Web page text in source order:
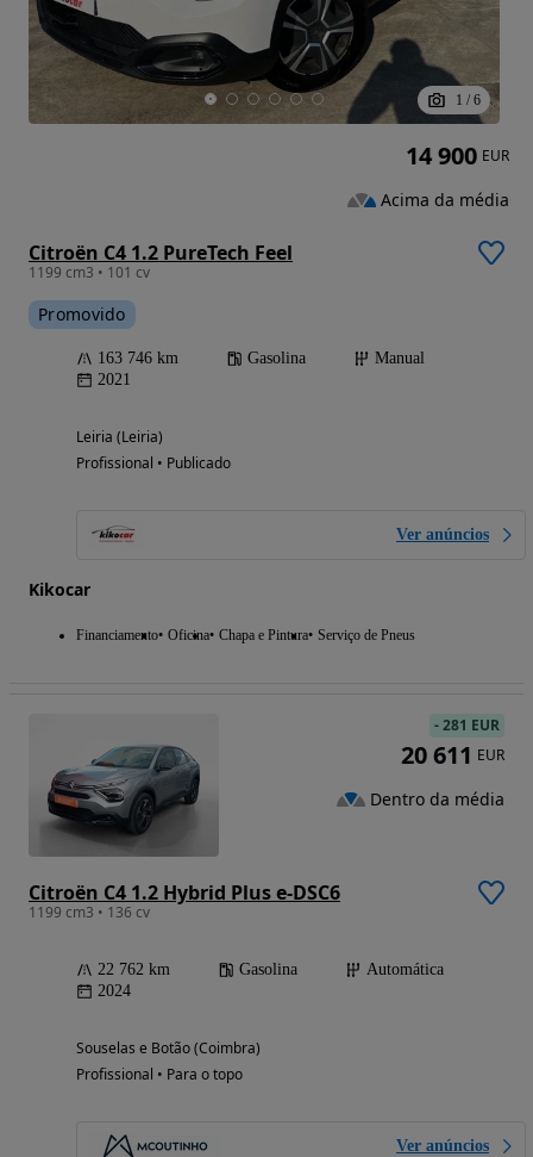
1 / 6
Citroën C4 1.2 PureTech Feel
1199 cm3 • 101 cv
Promovido
163 746 km Gasolina
Manual
2021
Leiria (Leiria)
Profissional • Publicado
Ver anúncios
Kikocar
Financiamento Oficina Chapa e Pintura Serviço de Pneus
14 900 EUR
Acima da média
Citroën C4 1.2 Hybrid Plus e-DSC6
1199 cm3 • 136 cv
22 762 km Gasolina
Automática
2024
Souselas e Botão (Coimbra)
Profissional • Para o topo
Ver anúncios
-281 EUR
20 611 EUR
Dentro da média